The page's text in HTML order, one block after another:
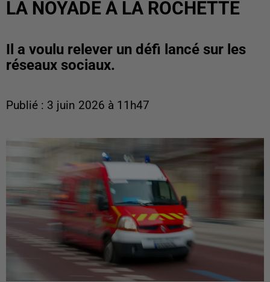
LA NOYADE À LA ROCHETTE
Il a voulu relever un défi lancé sur les
réseaux sociaux.
Publié : 3 juin 2026 à 11h47